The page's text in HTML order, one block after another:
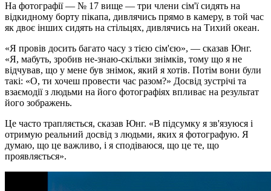
На фотографії — № 17 вище — три члени сім'ї сидять на
відкидному борту пікапа, дивлячись прямо в камеру, в той час
як двоє інших сидять на стільцях, дивлячись на Тихий океан.
«Я провів досить багато часу з тією сім'єю», — сказав Юнг.
«Я, мабуть, зробив не-знаю-скільки знімків, тому що я не
відчував, що у мене був знімок, який я хотів. Потім вони були
такі: «О, ти хочеш провести час разом?» Досвід зустрічі та
взаємодії з людьми на його фотографіях впливає на результат
його зображень.
Це часто трапляється, сказав Юнг. «В підсумку я зв'язуюся і
отримую реальний досвід з людьми, яких я фотографую. Я
думаю, що це важливо, і я сподіваюся, що це те, що
проявляється».